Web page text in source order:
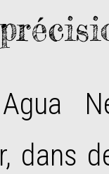
dans